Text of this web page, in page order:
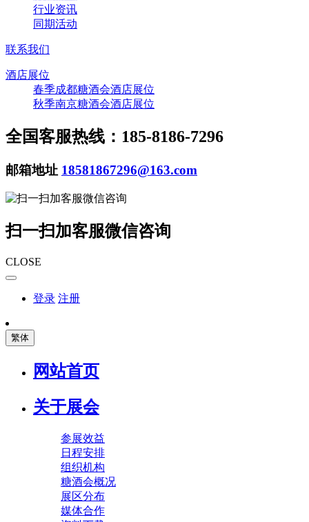
行业资讯
同期活动
联系我们
酒店展位
春季成都糖酒会酒店展位
秋季南京糖酒会酒店展位
全国客服热线：185-8186-7296
邮箱地址 18581867296@163.com
扫一扫加客服微信咨询
CLOSE
登录 注册
繁体
网站首页
关于展会
参展效益
日程安排
组织机构
糖酒会概况
展区分布
媒体合作